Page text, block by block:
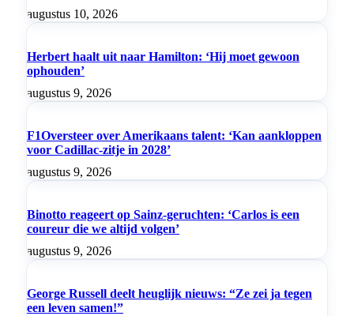
augustus 10, 2026
Herbert haalt uit naar Hamilton: ‘Hij moet gewoon
ophouden’
augustus 9, 2026
F1Oversteer over Amerikaans talent: ‘Kan aankloppen
voor Cadillac-zitje in 2028’
augustus 9, 2026
Binotto reageert op Sainz-geruchten: ‘Carlos is een
coureur die we altijd volgen’
augustus 9, 2026
George Russell deelt heuglijk nieuws: “Ze zei ja tegen
een leven samen!”